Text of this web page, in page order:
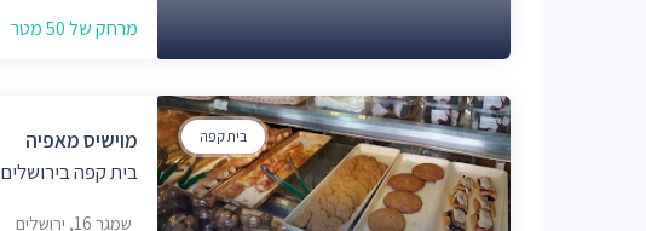
מרחק של 50 מטר
בית קפה
מוישיס מאפיה
בית קפה בירושלים
שמגר 16, ירושלים